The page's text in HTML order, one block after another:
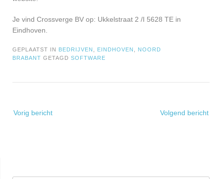
Je vind Crossverge BV op: Ukkelstraat 2 /I 5628 TE in
Eindhoven.
GEPLAATST IN BEDRIJVEN EINDHOVEN
NOORD
BRABANT GETAGD SOFTWARE
navigatie
Vorig bericht Volgend bericht